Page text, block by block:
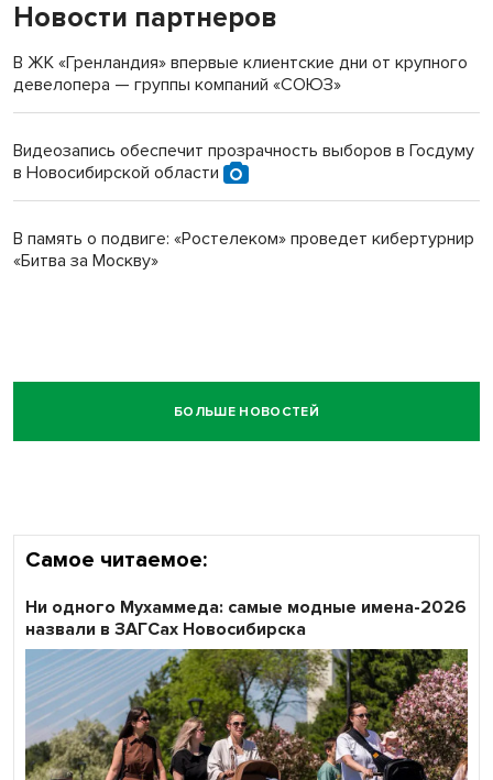
Новости партнеров
В ЖК «Гренландия» впервые клиентские дни от крупного
девелопера — группы компаний «СОЮЗ»
Видеозапись обеспечит прозрачность выборов в Госдуму
в Новосибирской области
В память о подвиге: «Ростелеком» проведет кибертурнир
«Битва за Москву»
БОЛЬШЕ НОВОСТЕЙ
Самое читаемое:
Ни одного Мухаммеда: самые модные имена-2026
назвали в ЗАГСах Новосибирска